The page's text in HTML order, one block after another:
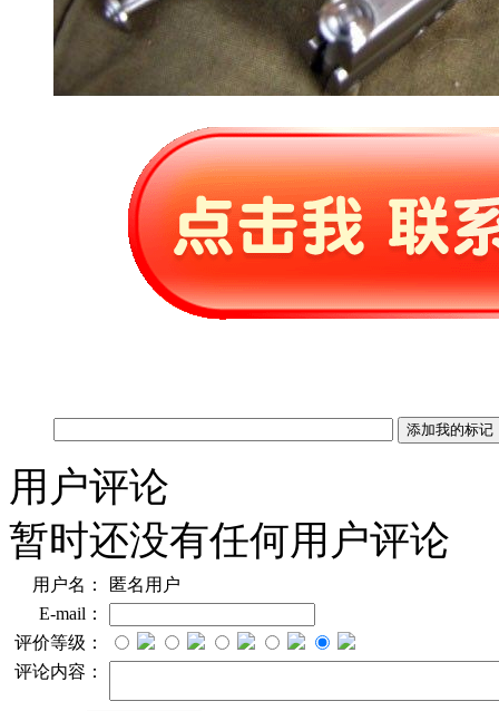
用户评论
暂时还没有任何用户评论
用户名：
匿名用户
E-mail：
评价等级：
评论内容：